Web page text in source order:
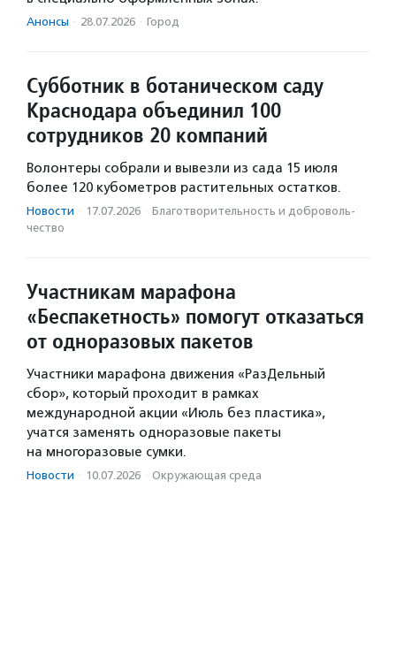
Анонсы · 28.07.2026 · Город
Субботник в ботаническом саду
Краснодара объединил 100
сотрудников 20 компаний
Волонтеры собрали и вывезли из сада 15 июля
более 120 кубометров растительных остатков.
Новости · 17.07.2026 · Благотвори­тель­ность и доброволь­
чест­во
Участникам марафона
«Беспакетность» помогут отказаться
от одноразовых пакетов
Участники марафона движения «РазДельный
сбор», который проходит в рамках
международной акции «Июль без пластика»,
учатся заменять одноразовые пакеты
на многоразовые сумки.
Новости · 10.07.2026 · Окружающая среда